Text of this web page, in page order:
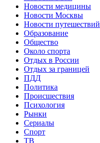
Новости медицины
Новости Москвы
Новости путешествий
Образование
Общество
Около спорта
Отдых в России
Отдых за границей
ПДД
Политика
Происшествия
Психология
Рынки
Сериалы
Спорт
ТВ